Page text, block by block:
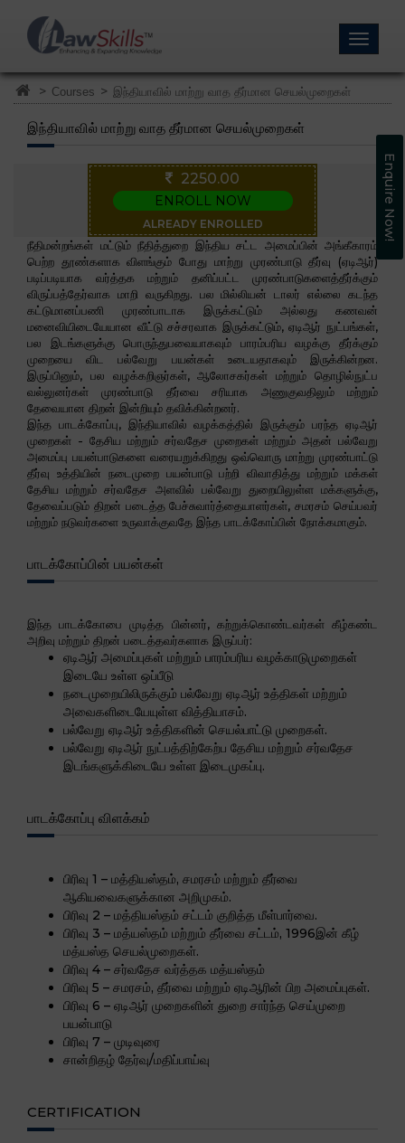
Enquire Now!
> Courses > இந்தியாவில் மாற்று வாத தீர்மான செயல்முறைகள்
இந்தியாவில் மாற்று வாத தீர்மான செயல்முறைகள்
2250.00
ENROLL NOW
ALREADY ENROLLED
நீதிமன்றங்கள் மட்டும் நீதித்துறை இந்திய சட்ட அமைப்பின் அங்கீகாரம்
பெற்ற தூண்களாக விளங்கும் போது மாற்று முரண்பாடு தீர்வு (ஏடிஆர்)
படிப்படியாக வர்த்தக மற்றும் தனிப்பட்ட முரண்பாடுகளைத்தீர்க்கும்
விருப்பத்தேர்வாக மாறி வருகிறது. பல மில்லியன் டாலர் எல்லை கடந்த
கட்டுமானப்பணி முரண்பாடாக இருக்கட்டும் அல்லது கணவன்
மனைவியிடையேயான வீட்டு சச்சரவாக இருக்கட்டும், ஏடிஆர் நுட்பங்கள்,
பல இடங்களுக்கு பொருந்துபவையாகவும் பாரம்பரிய வழக்கு தீர்க்கும்
முறையை விட பல்வேறு பயன்கள் உடையதாகவும் இருக்கின்றன.
இருப்பினும், பல வழக்கறிஞர்கள், ஆலோசகர்கள் மற்றும் தொழில்நுட்ப
வல்லுனர்கள் முரண்பாடு தீர்வை சரியாக அணுகுவதிலும் மற்றும்
தேவையான திறன் இன்றியும் தவிக்கின்றனர்.
இந்த பாடக்கோப்பு, இந்தியாவில் வழக்கத்தில் இருக்கும் பரந்த ஏடிஆர்
முறைகள் - தேசிய மற்றும் சர்வதேச முறைகள் மற்றும் அதன் பல்வேறு
அமைப்பு பயன்பாடுகளை வரையறுக்கிறது ஒவ்வொரு மாற்று முரண்பாட்டு
தீர்வு உத்தியின் நடைமுறை பயன்பாடு பற்றி விவாதித்து மற்றும் மக்கள்
தேசிய மற்றும் சர்வதேச அளவில் பல்வேறு துறையிலுள்ள மக்களுக்கு,
தேவைப்படும் திறன் படைத்த பேச்சுவார்த்தையாளர்கள், சமரசம் செய்பவர்
மற்றும் நடுவர்களை உருவாக்குவதே இந்த பாடக்கோப்பின் நோக்கமாகும்.
பாடக்கோப்பின் பயன்கள்
இந்த பாடக்கோபை முடித்த பின்னர், கற்றுக்கொண்டவர்கள் கீழ்கண்ட
அறிவு மற்றும் திறன் படைத்தவர்களாக இருப்பர்:
ஏடிஆர் அமைப்புகள் மற்றும் பாரம்பரிய வழக்காடுமுறைகள்
இடையே உள்ள ஒப்பீடு
நடைமுறையிலிருக்கும் பல்வேறு ஏடிஆர் உத்திகள் மற்றும்
அவைகளிடையேயுள்ள வித்தியாசம்.
பல்வேறு ஏடிஆர் உத்திகளின் செயல்பாட்டு முறைகள்.
பல்வேறு ஏடிஆர் நுட்பத்திற்கேற்ப தேசிய மற்றும் சர்வதேச
இடங்களுக்கிடையே உள்ள இடைமுகப்பு.
பாடக்கோப்பு விளக்கம்
பிரிவு 1 – மத்தியஸ்தம், சமரசம் மற்றும் தீர்வை
ஆகியவைகளுக்கான அறிமுகம்.
பிரிவு 2 – மத்தியஸ்தம் சட்டம் குறித்த மீள்பார்வை.
பிரிவு 3 – மத்யஸ்தம் மற்றும் தீர்வை சட்டம், 1996இன் கீழ்
மத்யஸ்த செயல்முறைகள்.
பிரிவு 4 – சர்வதேச வர்த்தக மத்யஸ்தம்
பிரிவு 5 – சமரசம், தீர்வை மற்றும் ஏடிஆரின் பிற அமைப்புகள்.
பிரிவு 6 – ஏடிஆர் முறைகளின் துறை சார்ந்த செய்முறை
பயன்பாடு
பிரிவு 7 – முடிவுரை
சான்றிதழ் தேர்வு/மதிப்பாய்வு
CERTIFICATION